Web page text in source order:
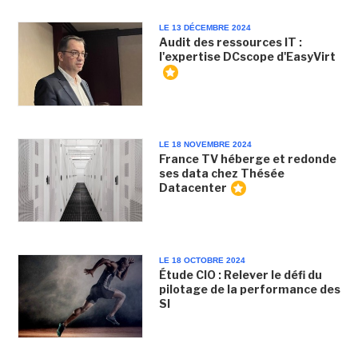
LE 13 DÉCEMBRE 2024
Audit des ressources IT :
l'expertise DCscope d'EasyVirt
LE 18 NOVEMBRE 2024
France TV héberge et redonde
ses data chez Thésée
Datacenter
LE 18 OCTOBRE 2024
Étude CIO : Relever le défi du
pilotage de la performance des
SI